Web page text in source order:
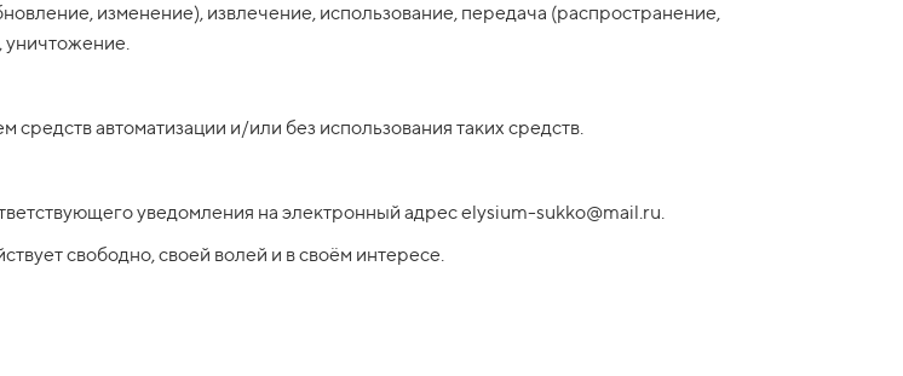
изменение), извлечение, использование, передача (распространение,
уничтожение.
автоматизации и/или без использования таких средств.
уведомления на электронный адрес elysium-sukko@mail.ru.
свободно, своей волей и в своём интересе.